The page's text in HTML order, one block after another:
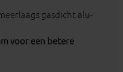
gasdicht alu-
voor een betere